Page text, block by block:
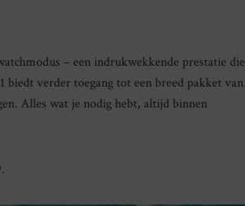
– een indrukwekkende prestatie die
verder toegang tot een breed pakket van
Alles wat je nodig hebt, altijd binnen